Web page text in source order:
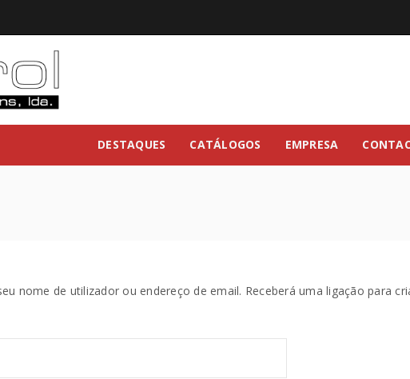
DESTAQUES CATÁLOGOS EMPRESA
nome de utilizador ou endereço de email. Receberá uma ligação para